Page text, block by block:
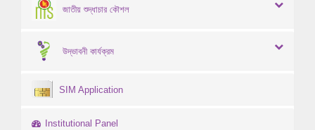
জাতীয় শুদ্ধাচার কৌশল
উদ্ভাবনী কার্যক্রম
SIM Application
Institutional Panel